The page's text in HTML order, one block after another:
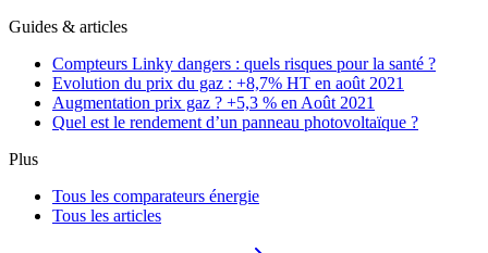
Guides & articles
Compteurs Linky dangers : quels risques pour la santé ?
Evolution du prix du gaz : +8,7% HT en août 2021
Augmentation prix gaz ? +5,3 % en Août 2021
Quel est le rendement d’un panneau photovoltaïque ?
Plus
Tous les comparateurs énergie
Tous les articles